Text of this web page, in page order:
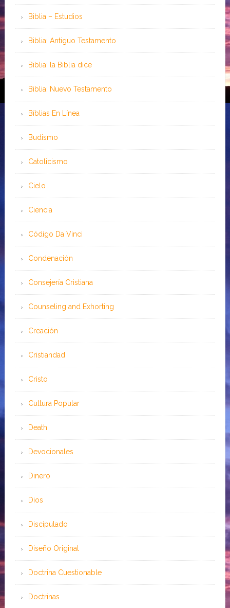
Biblia – Estudios
Biblia: Antiguo Testamento
Biblia: la Biblia dice
Biblia: Nuevo Testamento
Bíblias En Línea
Budismo
Catolicismo
Cielo
Ciencia
Código Da Vinci
Condenación
Consejería Cristiana
Counseling and Exhorting
Creación
Cristiandad
Cristo
Cultura Popular
Death
Devocionales
Dinero
Dios
Discipulado
Diseño Original
Doctrina Cuestionable
Doctrinas